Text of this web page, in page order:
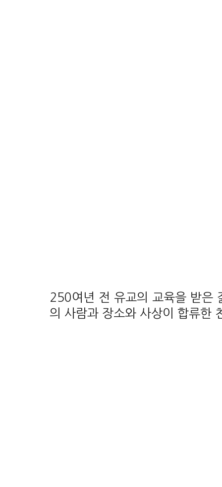
250여년 전 유교의 교육을 받은
의 사람과 장소와 사상이 합류한